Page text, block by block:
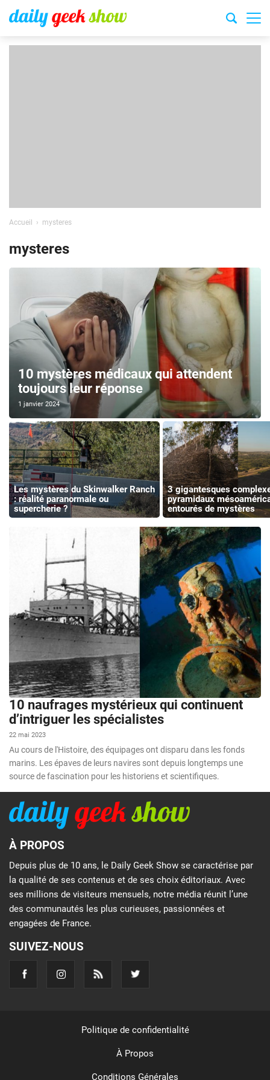
Accueil mysteres
mysteres
10 mystères médicaux qui attendent
toujours leur réponse
1 janvier 2024
Les mystères du Skinwalker Ranch
: réalité paranormale ou
supercherie ?
3 gigantesques
pyramidaux
entourés de mystères
10 naufrages mystérieux qui continuent
d’intriguer les spécialistes
22 mai 2023
Au cours de l'Histoire, des équipages ont disparu dans les fonds
marins. Les épaves de leurs navires sont depuis longtemps une
source de fascination pour les historiens et scientifiques.
À PROPOS
Depuis plus de 10 ans, le Daily Geek Show se caractérise par
la qualité de ses contenus et de ses choix éditoriaux. Avec
ses millions de visiteurs mensuels, notre média réunit l’une
des communautés les plus curieuses, passionnées et
engagées de France.
SUIVEZ-NOUS
Politique de confidentialité
À Propos
Conditions Générales